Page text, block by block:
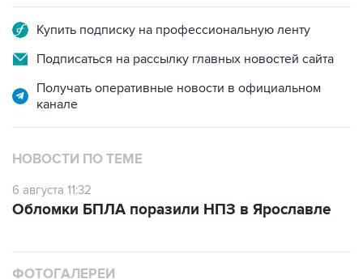
Купить подписку на профессиональную ленту
Подписаться на рассылку главных новостей сайта
Получать оперативные новости в официальном
канале
НОВОСТИ ПО ТЕМЕ
6 августа 11:32
Обломки БПЛА поразили НПЗ в Ярославле
ФОТОГАЛЕРЕИ